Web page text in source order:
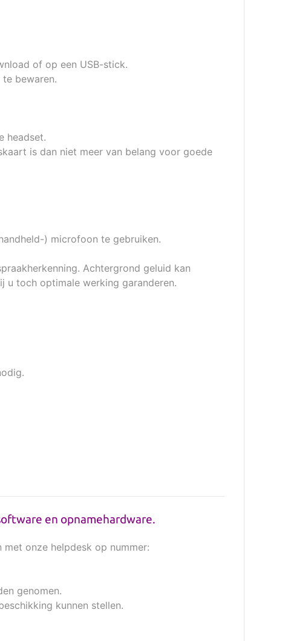
of op een USB-stick.
bewaren.
headset.
is dan niet meer van belang voor goede
) microfoon te gebruiken.
Achtergrond geluid kan
u toch optimale werking garanderen.
en opnamehardware.
onze helpdesk op nummer:
genomen.
kunnen stellen.